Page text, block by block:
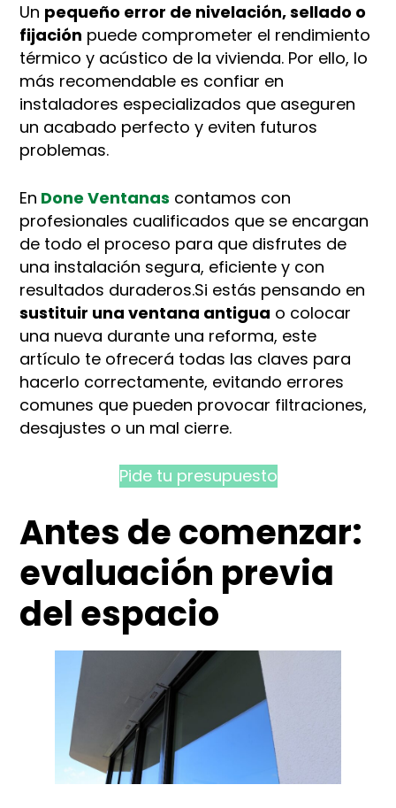
Un pequeño error de nivelación, sellado o
fijación puede comprometer el rendimiento
térmico y acústico de la vivienda. Por ello, lo
más recomendable es confiar en
instaladores especializados que aseguren
un acabado perfecto y eviten futuros
problemas.
En Done Ventanas contamos con
profesionales cualificados que se encargan
de todo el proceso para que disfrutes de
una instalación segura, eficiente y con
resultados duraderos.Si estás pensando en
sustituir una ventana antigua o colocar
una nueva durante una reforma, este
artículo te ofrecerá todas las claves para
hacerlo correctamente, evitando errores
comunes que pueden provocar filtraciones,
desajustes o un mal cierre.
Pide tu presupuesto
Antes de comenzar:
evaluación previa
del espacio